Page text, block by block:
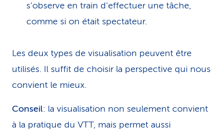
s’observe en train d’effectuer une tâche,
comme si on était spectateur.
Les deux types de visualisation peuvent être
utilisés. Il suffit de choisir la perspective qui nous
convient le mieux.
Conseil: la visualisation non seule­ment convient
à la pratique du VTT, mais permet aussi